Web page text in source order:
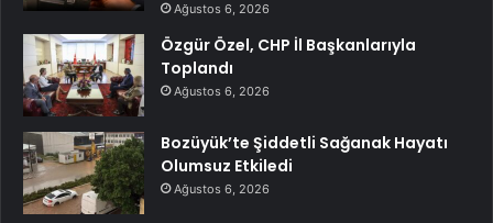
Ağustos 6, 2026
Özgür Özel, CHP İl Başkanlarıyla
Toplandı
Ağustos 6, 2026
Bozüyük’te Şiddetli Sağanak Hayatı
Olumsuz Etkiledi
Ağustos 6, 2026